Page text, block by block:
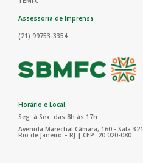
Assessoria de Imprensa
(21) 99753-3354
Horário e Local
Seg. à Sex. das 8h às 17h
Avenida Marechal Câmara, 160 - Sala 321
Rio de Janeiro – RJ | CEP: 20.020-080